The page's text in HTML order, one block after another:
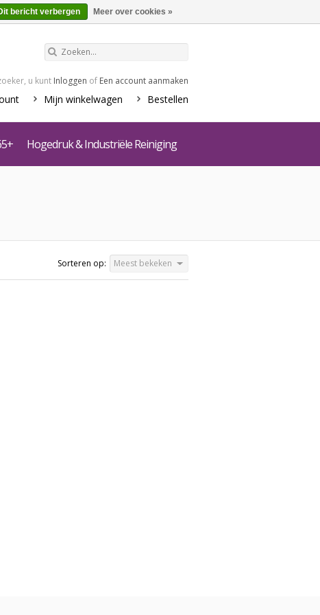
u kunt Inloggen of Een account aanmaken
Mijn winkelwagen Bestellen
Hogedruk & Industriële Reiniging
Sorteren op: Meest bekeken
bericht verbergen Meer over cookies »